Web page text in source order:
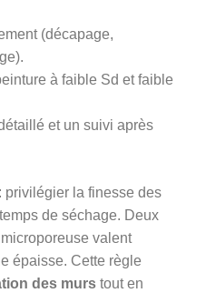
(décapage,
à faible Sd et faible
et un suivi après
privilégier la finesse des
de séchage. Deux
valent
épaisse. Cette règle
des murs tout en